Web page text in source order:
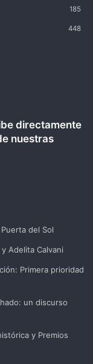
185
448
directamente
nuestras
del Sol
Adelita Calvani
Primera prioridad
un discurso
y Premios